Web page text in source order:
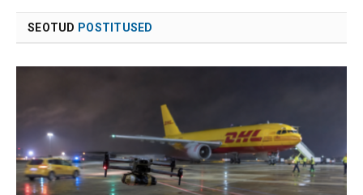
SEOTUD POSTITUSED